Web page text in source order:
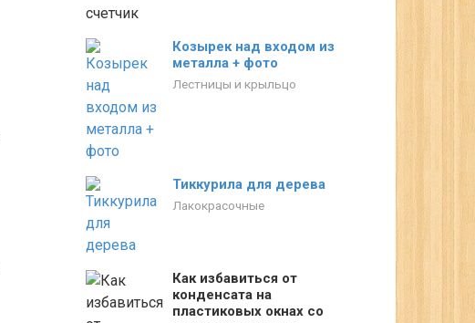
Козырек над входом из
металла + фото
Лестницы и крыльцо
Тиккурила для дерева
Лакокрасочные
Как избавиться от
конденсата на
пластиковых окнах со